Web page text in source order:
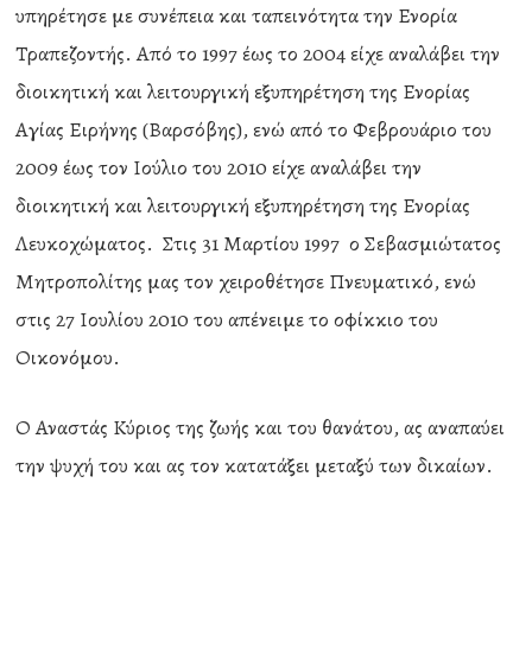
υπηρέτησε με συνέπεια και ταπεινότητα την Ενορία
Τραπεζοντής. Από το 1997 έως το 2004 είχε αναλάβει την
διοικητική και λειτουργική εξυπηρέτηση της Ενορίας
Αγίας Ειρήνης (Βαρσόβης), ενώ από το Φεβρουάριο του
2009 έως τον Ιούλιο του 2010 είχε αναλάβει την
διοικητική και λειτουργική εξυπηρέτηση της Ενορίας
Λευκοχώματος. Στις 31 Μαρτίου 1997 ο Σεβασμιώτατος
Μητροπολίτης μας τον χειροθέτησε Πνευματικό, ενώ
στις 27 Ιουλίου 2010 του απένειμε το οφίκκιο του
Οικονόμου.
Ο Αναστάς Κύριος της ζωής και του θανάτου, ας αναπαύει
την ψυχή του και ας τον κατατάξει μεταξύ των δικαίων.